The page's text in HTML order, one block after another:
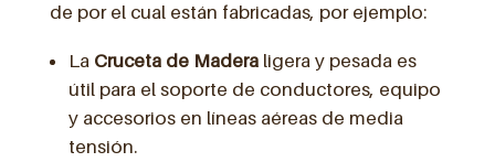
de por el cual están fabricadas, por ejemplo:
La Cruceta de Maderaligera y pesada es
útil para el soporte de conductores, equipo
y accesorios en líneas aéreas de media
tensión.